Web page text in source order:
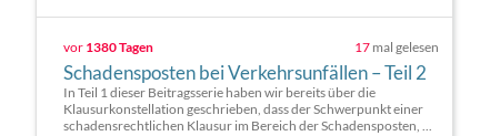
vor 1380 Tagen 17 mal gelesen
Schadensposten bei Verkehrsunfällen – Teil 2
In Teil 1 dieser Beitragsserie haben wir bereits über die
Klausurkonstellation geschrieben, dass der Schwerpunkt einer
schadensrechtlichen Klausur im Bereich der Schadensposten, ...